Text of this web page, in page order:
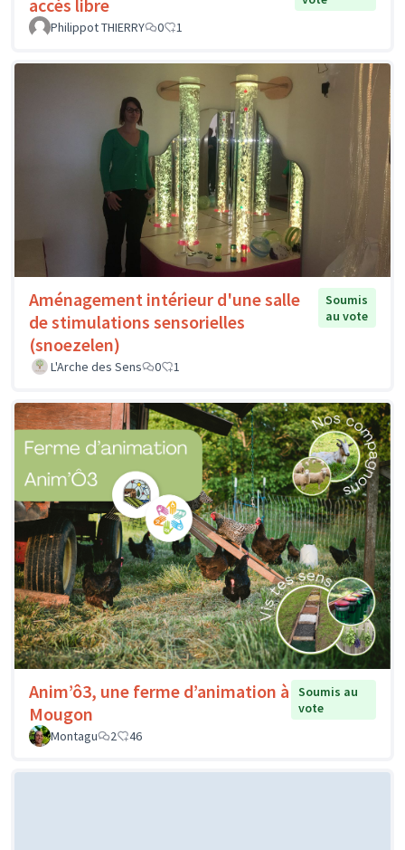
accès libre
Philippot THIERRY
0 1
Aménagement intérieur d'une salle
de stimulations sensorielles
(snoezelen)
Soumis
au vote
L'Arche des Sens 0 1
Anim’ô3, une ferme d’animation à
Mougon
Soumis au
vote
Montagu
2 46